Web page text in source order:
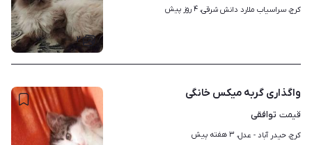
۲
کرج، سراسیاب ملارد دانش شرقی، ۴ روز پیش
واگذاری گربه میکس خانگی
قیمت توافقی
کرج، حیدر آباد - عدل، ۳ هفته پیش